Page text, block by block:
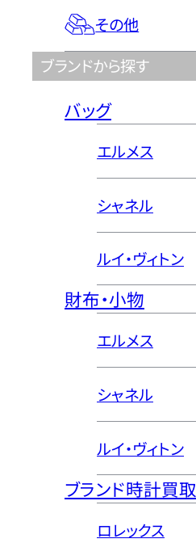
その他
ブランドから探す
バッグ
エルメス
シャネル
ルイ・ヴィトン
財布・小物
エルメス
シャネル
ルイ・ヴィトン
ブランド時計買取
ロレックス